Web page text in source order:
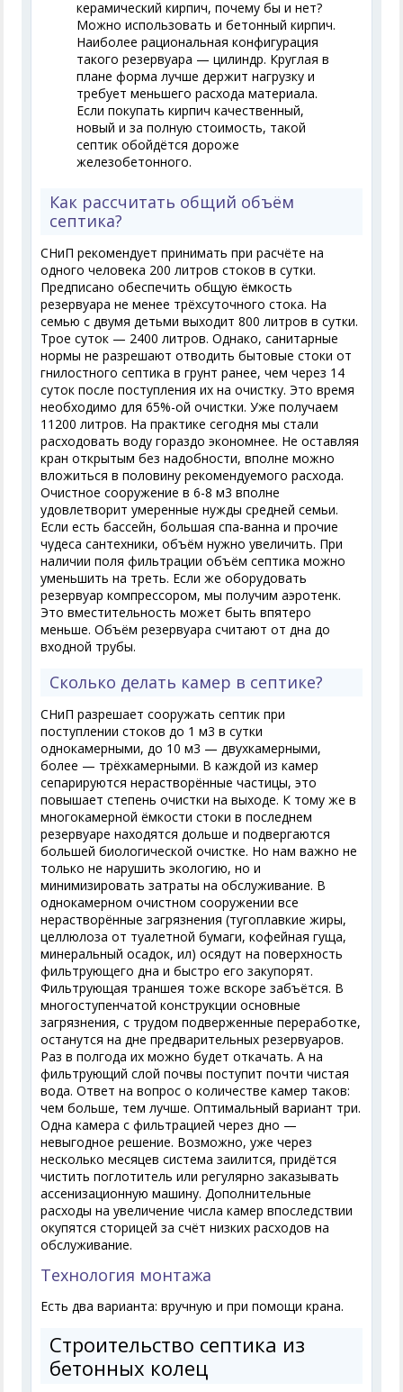
керамический кирпич, почему бы и нет?
Можно использовать и бетонный кирпич.
Наиболее рациональная конфигурация
такого резервуара — цилиндр. Круглая в
плане форма лучше держит нагрузку и
требует меньшего расхода материала.
Если покупать кирпич качественный,
новый и за полную стоимость, такой
септик обойдётся дороже
железобетонного.
Как рассчитать общий объём
септика?
СНиП рекомендует принимать при расчёте на
одного человека 200 литров стоков в сутки.
Предписано обеспечить общую ёмкость
резервуара не менее трёхсуточного стока. На
семью с двумя детьми выходит 800 литров в сутки.
Трое суток — 2400 литров. Однако, санитарные
нормы не разрешают отводить бытовые стоки от
гнилостного септика в грунт ранее, чем через 14
суток после поступления их на очистку. Это время
необходимо для 65%-ой очистки. Уже получаем
11200 литров. На практике сегодня мы стали
расходовать воду гораздо экономнее. Не оставляя
кран открытым без надобности, вполне можно
вложиться в половину рекомендуемого расхода.
Очистное сооружение в 6-8 м3 вполне
удовлетворит умеренные нужды средней семьи.
Если есть бассейн, большая спа-ванна и прочие
чудеса сантехники, объём нужно увеличить. При
наличии поля фильтрации объём септика можно
уменьшить на треть. Если же оборудовать
резервуар компрессором, мы получим аэротенк.
Это вместительность может быть впятеро
меньше. Объём резервуара считают от дна до
входной трубы.
Сколько делать камер в септике?
СНиП разрешает сооружать септик при
поступлении стоков до 1 м3 в сутки
однокамерными, до 10 м3 — двухкамерными,
более — трёхкамерными. В каждой из камер
сепарируются нерастворённые частицы, это
повышает степень очистки на выходе. К тому же в
многокамерной ёмкости стоки в последнем
резервуаре находятся дольше и подвергаются
большей биологической очистке. Но нам важно не
только не нарушить экологию, но и
минимизировать затраты на обслуживание. В
однокамерном очистном сооружении все
нерастворённые загрязнения (тугоплавкие жиры,
целлюлоза от туалетной бумаги, кофейная гуща,
минеральный осадок, ил) осядут на поверхность
фильтрующего дна и быстро его закупорят.
Фильтрующая траншея тоже вскоре забъётся. В
многоступенчатой конструкции основные
загрязнения, с трудом подверженные переработке,
останутся на дне предварительных резервуаров.
Раз в полгода их можно будет откачать. А на
фильтрующий слой почвы поступит почти чистая
вода. Ответ на вопрос о количестве камер таков:
чем больше, тем лучше. Оптимальный вариант три.
Одна камера с фильтрацией через дно —
невыгодное решение. Возможно, уже через
несколько месяцев система заилится, придётся
чистить поглотитель или регулярно заказывать
ассенизационную машину. Дополнительные
расходы на увеличение числа камер впоследствии
окупятся сторицей за счёт низких расходов на
обслуживание.
Технология монтажа
Есть два варианта: вручную и при помощи крана.
Строительство септика из
бетонных колец